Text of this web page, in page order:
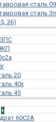
сталь
сталь
36)
20
40х
45
+
60С2А